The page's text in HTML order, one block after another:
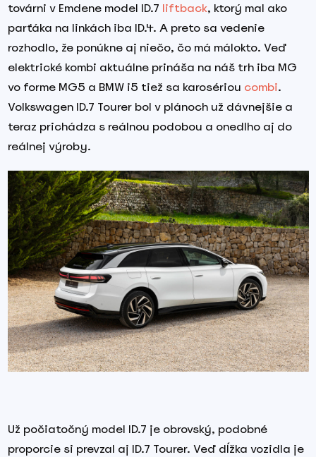
továrni v Emdene model ID.7 liftback, ktorý mal ako
parťáka na linkách iba ID.4. A preto sa vedenie
rozhodlo, že ponúkne aj niečo, čo má málokto. Veď
elektrické kombi aktuálne prináša na náš trh iba MG
vo forme MG5 a BMW i5 tiež sa karosériou combi.
Volkswagen ID.7 Tourer bol v plánoch už dávnejšie a
teraz prichádza s reálnou podobou a onedlho aj do
reálnej výroby.
Už počiatočný model ID.7 je obrovský, podobné
proporcie si prevzal aj ID.7 Tourer. Veď dĺžka vozidla je